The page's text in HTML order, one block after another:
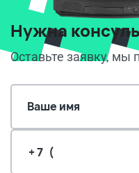
Нужна
Оставьте заявку, мы
Ваше имя